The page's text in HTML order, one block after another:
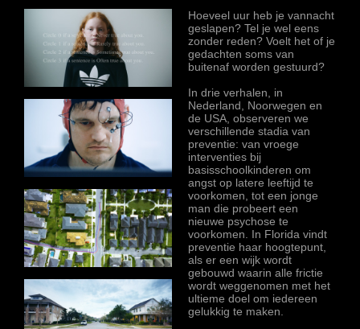
Hoeveel uur heb je vannacht
geslapen? Tel je wel eens
zonder reden? Voelt het of je
gedachten soms van
buitenaf worden gestuurd?
In drie verhalen, in
Nederland, Noorwegen en
de USA, observeren we
verschillende stadia van
preventie: van vroege
interventies bij
basisschoolkinderen om
angst op latere leeftijd te
voorkomen, tot een jonge
man die probeert een
nieuwe psychose te
voorkomen. In Florida vindt
preventie haar hoogtepunt,
als er een wijk wordt
gebouwd waarin alle frictie
wordt weggenomen met het
ultieme doel om iedereen
gelukkig te maken.